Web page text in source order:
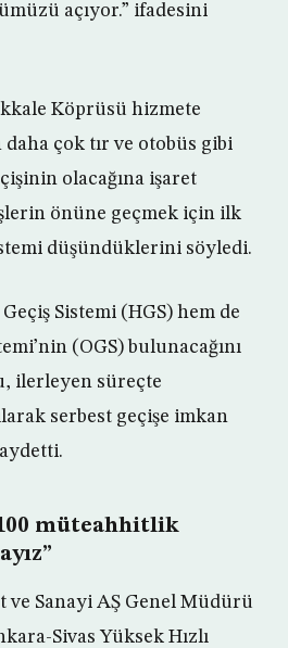
açıyor.” ifadesini
Köprüsü hizmete
çok tır ve otobüs gibi
olacağına işaret
önüne geçmek için ilk
düşündüklerini söyledi.
Sistemi (HGS) hem de
(OGS) bulunacağını
ilerleyen süreçte
serbest geçişe imkan
müteahhitlik
ve Sanayi AŞ Genel Müdürü
Sivas Yüksek Hızlı